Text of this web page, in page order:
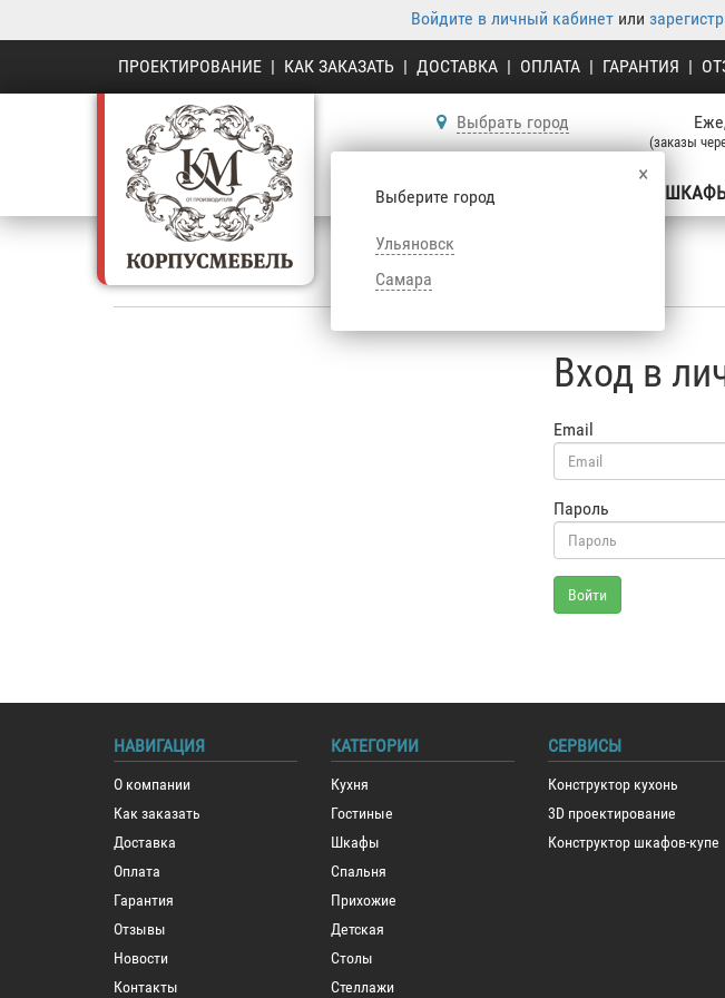
Войдите в личный кабинетили
ПРОЕКТИРОВАНИЕ | КАК ЗАКАЗАТЬ | ДОСТАВКА | ОПЛАТА | ГАРАНТИЯ |
Выбрать город
×
Выберите город
Ульяновск
Самара
(заказы
КУХНЯ
Вход в
Email
Пароль
Войти
НАВИГАЦИЯ
О компании
Как заказать
Доставка
Оплата
Гарантия
Отзывы
Новости
Контакты
КАТЕГОРИИ
Кухня
Гостиные
Шкафы
Спальня
Прихожие
Детская
Столы
Стеллажи
СЕРВИСЫ
Конструктор кухонь
3D проектирование
Конструктор шкафов-купе